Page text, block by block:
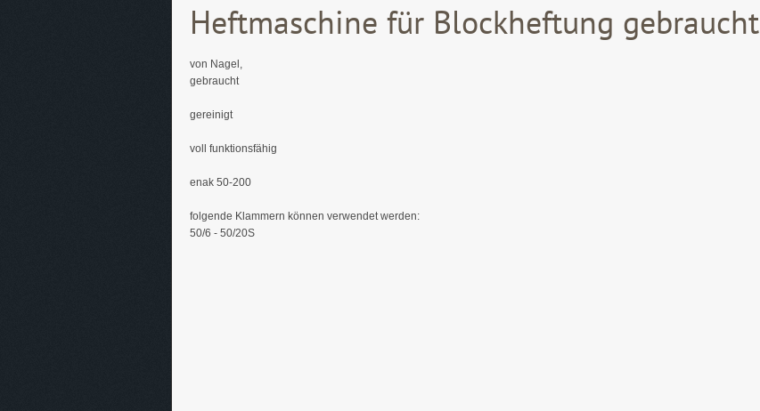
Heftmaschine für Blockheftung gebraucht
von Nagel,
gebraucht
gereinigt
voll funktionsfähig
enak 50-200
folgende Klammern können verwendet werden:
50/6 - 50/20S